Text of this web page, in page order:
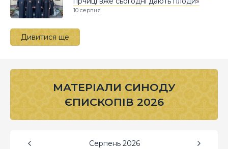
10 серпня
Дивитися ще
МАТЕРІАЛИ СИНОДУ
ЄПИСКОПІВ 2026
Серпень 2026